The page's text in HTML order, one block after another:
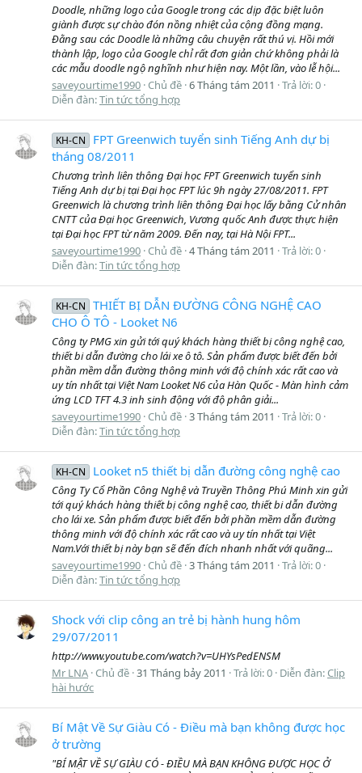
Doodle, những logo của Google trong các dịp đặc biệt luôn
giành được sự chào đón nồng nhiệt của cộng đồng mạng.
Đằng sau các Doodle là những câu chuyện rất thú vị. Hồi mới
thành lập, logo của Google chỉ rất đơn giản chứ không phải là
các mẫu doodle ngộ nghĩnh như hiện nay. Một lần, vào lễ hội...
saveyourtime1990 Chủ đề 6 Tháng tám 2011
Trả lời: 0
Diễn đàn:Tin tức tổng hợp
KH-CN
FPT Greenwich tuyển sinh Tiếng Anh dự bị
tháng 08/2011
Chương trình liên thông Đại học FPT Greenwich tuyển sinh
Tiếng Anh dự bị tại Đại học FPT lúc 9h ngày 27/08/2011. FPT
Greenwich là chương trình liên thông Đại học lấy bằng Cử nhân
CNTT của Đại học Greenwich, Vương quốc Anh được thực hiện
tại Đại học FPT từ năm 2009. Đến nay, tại Hà Nội FPT...
saveyourtime1990 Chủ đề 4 Tháng tám 2011
Trả lời: 0
Diễn đàn:Tin tức tổng hợp
KH-CN
THIẾT BỊ DẪN ĐƯỜNG CÔNG NGHỆ CAO
CHO Ô TÔ - Looket N6
Công ty PMG xin gửi tới quý khách hàng thiết bị công nghệ cao,
thiết bi dẫn đường cho lái xe ô tô. Sản phẩm được biết đến bởi
phần mềm dẫn đường thông minh với độ chính xác rất cao và
uy tín nhất tại Việt Nam Looket N6 của Hàn Quốc - Màn hình cảm
ứng LCD TFT 4.3 inh sinh động với độ phân giải...
saveyourtime1990 Chủ đề 3 Tháng tám 2011
Trả lời: 0
Diễn đàn:Tin tức tổng hợp
KH-CN Looket n5 thiết bị dẫn đường công nghệ cao
Công Ty Cổ Phần Công Nghệ và Truyền Thông Phú Minh xin gửi
tới quý khách hàng thiết bị công nghệ cao, thiết bi dẫn đường
cho lái xe. Sản phẩm được biết đến bởi phần mềm dẫn đường
thông minh với độ chính xác rất cao và uy tín nhất tại Việt
Nam.Với thiết bị này bạn sẽ đến đích nhanh nhất với quãng...
saveyourtime1990 Chủ đề 3 Tháng tám 2011
Trả lời: 0
Diễn đàn:Tin tức tổng hợp
Shock với clip công an trẻ bị hành hung hôm
29/07/2011
http://www.youtube.com/watch?v=UHYsPedENSM
Mr LNA Chủ đề 31 Tháng bảy 2011 Trả lời: 0 Diễn đàn:Clip
hài hước
Bí Mật Về Sự Giàu Có - Điều mà bạn không được học
ở trường
"BÍ MẬT VỀ SỰ GIÀU CÓ - ĐIỀU MÀ BẠN KHÔNG ĐƯỢC HỌC Ở